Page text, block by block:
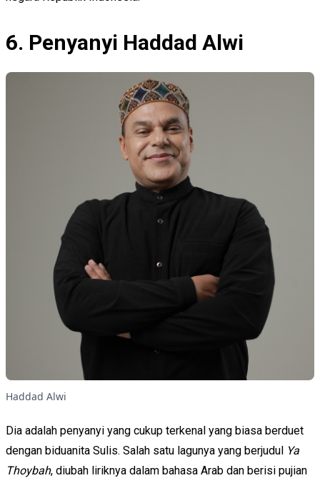
6. Penyanyi Haddad Alwi
Haddad Alwi
Dia adalah penyanyi yang cukup terkenal yang biasa berduet
dengan biduanita Sulis. Salah satu lagunya yang berjudul Ya
Thoybah, diubah liriknya dalam bahasa Arab dan berisi pujian